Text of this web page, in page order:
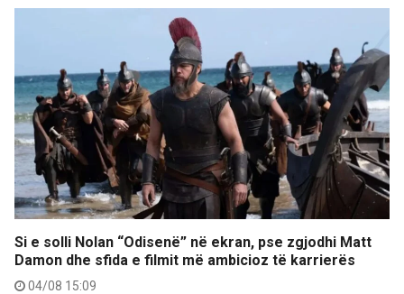
Si e solli Nolan “Odisenë” në ekran, pse zgjodhi Matt
Damon dhe sfida e filmit më ambicioz të karrierës
04/08 15:09